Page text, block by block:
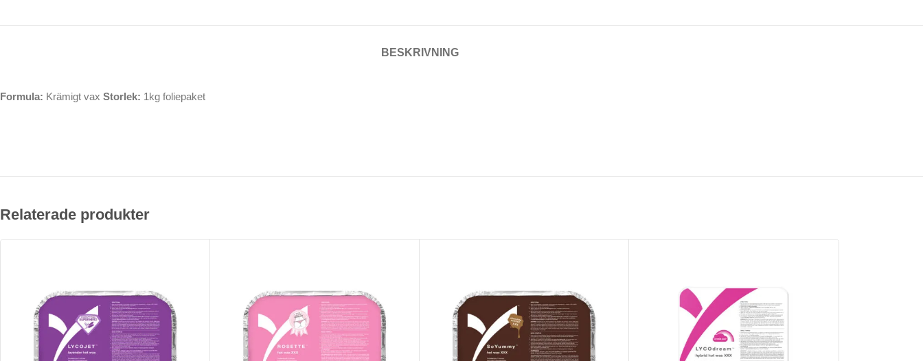
BESKRIVNING
Formula: Krämigt vax Storlek: 1kg foliepaket
Relaterade produkter